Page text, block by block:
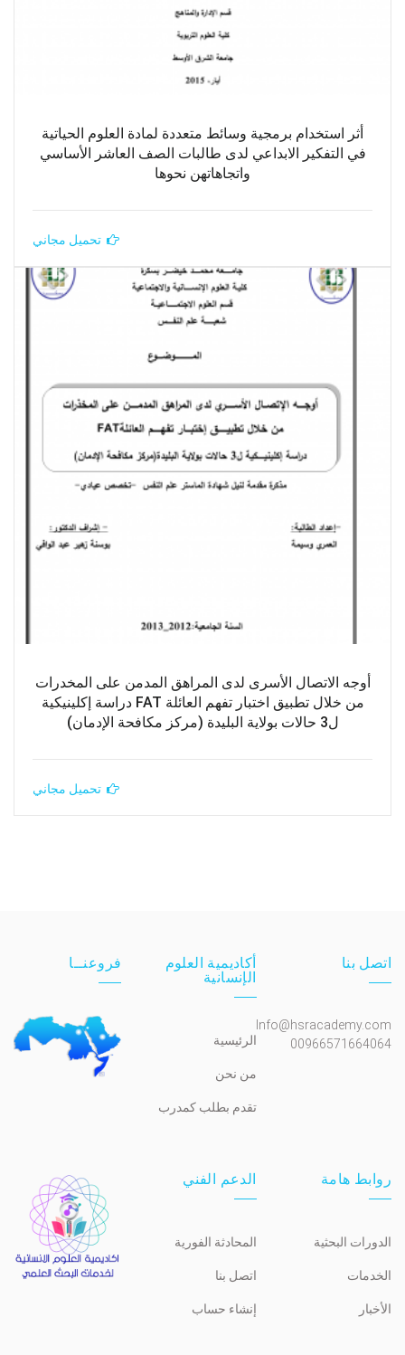
أثر استخدام برمجية وسائط متعددة لمادة العلوم الحياتية
في التفكير الابداعي لدى طالبات الصف العاشر الأساسي
واتجاهاتهن نحوها
تحميل مجاني
أوجه الاتصال الأسرى لدى المراهق المدمن على المخدرات
من خلال تطبيق اختبار تفهم العائلة FAT دراسة إكلينيكية
ل3 حالات بولاية البليدة (مركز مكافحة الإدمان)
تحميل مجاني
اتصل بنا
Info@hsracademy.com
00966571664064
أكاديمية العلوم
الإنسانية
الرئيسية
من نحن
تقدم بطلب كمدرب
فروعنــا
روابط هامة
الدورات البحثية
الخدمات
الأخبار
الدعم الفني
المحادثة الفورية
اتصل بنا
إنشاء حساب